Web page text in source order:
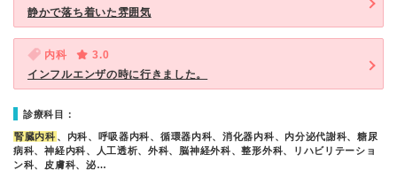
静かで落ち着いた雰囲気
内科
3.0
インフルエンザの時に行きました。
診療科目：
腎臓内科 、内科、呼吸器内科、循環器内科、消化器内科、内分泌代謝科、糖尿
病科、神経内科、人工透析、外科、脳神経外科、整形外科、リハビリテーショ
ン科、皮膚科、泌…